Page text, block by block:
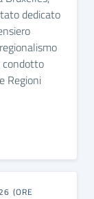
dedicato
condotto
Regioni
(ORE